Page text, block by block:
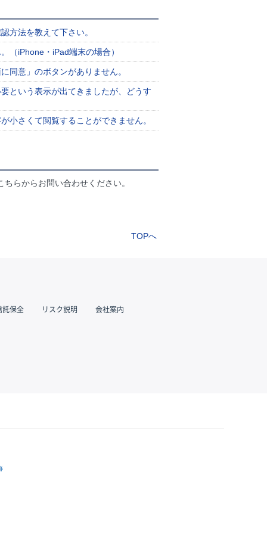
方法を教えて下さい。
（iPhone・iPad端末の場合）
同意」のボタンがありません。
という表示が出てきましたが、どうす
小さくて閲覧することができません。
らからお問い合わせください。
TOPへ
託保全 リスク説明 会社案内